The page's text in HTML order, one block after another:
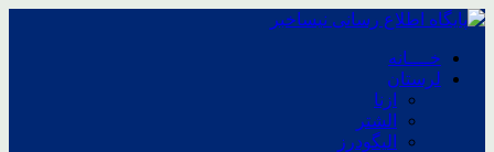
خــــانه
لرستان
ازنا
الشتر
الیگودرز